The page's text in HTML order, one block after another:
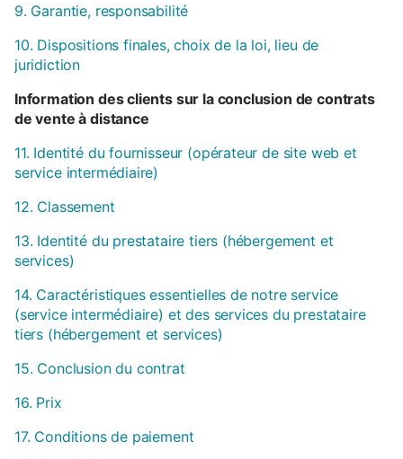
9. Garantie, responsabilité
10. Dispositions finales, choix de la loi, lieu de
juridiction
Information des clients sur la conclusion de contrats
de vente à distance
11. Identité du fournisseur (opérateur de site web et
service intermédiaire)
12. Classement
13. Identité du prestataire tiers (hébergement et
services)
14. Caractéristiques essentielles de notre service
(service intermédiaire) et des services du prestataire
tiers (hébergement et services)
15. Conclusion du contrat
16. Prix
17. Conditions de paiement